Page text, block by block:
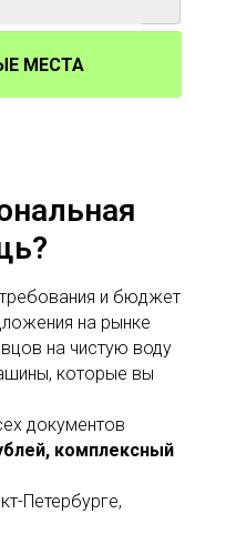
МЕСТА
и бюджет
на рынке
на чистую воду
которые вы
документов
комплексный
Петербурге,